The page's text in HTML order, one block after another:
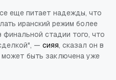
еще питает надежды, что
иранский режим более
стадии того, что
— сияя, сказал он в
может быть заключена уже